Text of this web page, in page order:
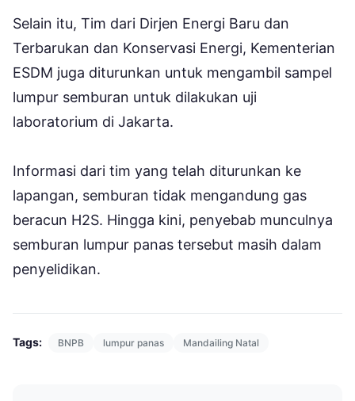
Selain itu, Tim dari Dirjen Energi Baru dan
Terbarukan dan Konservasi Energi, Kementerian
ESDM juga diturunkan untuk mengambil sampel
lumpur semburan untuk dilakukan uji
laboratorium di Jakarta.
Informasi dari tim yang telah diturunkan ke
lapangan, semburan tidak mengandung gas
beracun H2S. Hingga kini, penyebab munculnya
semburan lumpur panas tersebut masih dalam
penyelidikan.
Tags: BNPB lumpur panas Mandailing Natal